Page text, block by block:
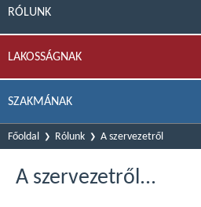
RÓLUNK
LAKOSSÁGNAK
SZAKMÁNAK
Főoldal Rólunk A szervezetről
A szervezetről...